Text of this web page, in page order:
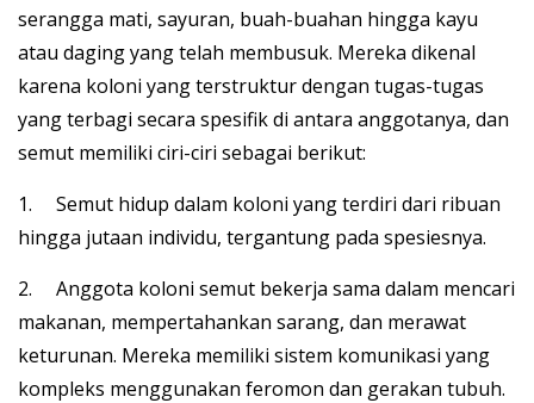
serangga mati, sayuran, buah-buahan hingga kayu
atau daging yang telah membusuk. Mereka dikenal
karena koloni yang terstruktur dengan tugas-tugas
yang terbagi secara spesifik di antara anggotanya, dan
semut memiliki ciri-ciri sebagai berikut:
1. Semut hidup dalam koloni yang terdiri dari ribuan
hingga jutaan individu, tergantung pada spesiesnya.
2. Anggota koloni semut bekerja sama dalam mencari
makanan, mempertahankan sarang, dan merawat
keturunan. Mereka memiliki sistem komunikasi yang
kompleks menggunakan feromon dan gerakan tubuh.